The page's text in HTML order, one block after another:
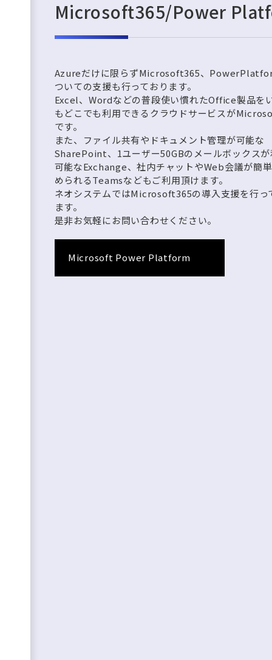
Microsoft365/Power
Azureだけに限らずMicrosoft365、
ついての支援も行っております。
Excel、Wordなどの普段使い慣れたOffice製品を
もどこでも利用できるクラウドサービスが
です。
また、ファイル共有やドキュメント管理が可能な
SharePoint、1ユーザー50GBのメールボックス
可能なExchange、社内チャットやWeb会議が簡
められるTeamsなどもご利用頂けます。
ネオシステムではMicrosoft365の導入支援を行っ
ます。
是非お気軽にお問い合わせください。
Microsoft Power Platform